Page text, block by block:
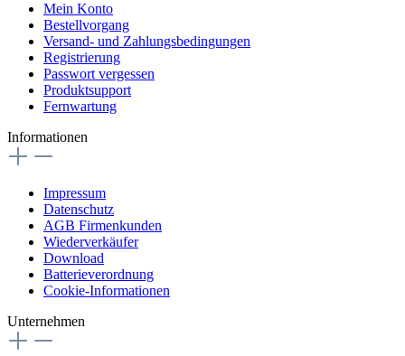
Mein Konto
Bestellvorgang
Versand- und Zahlungsbedingungen
Registrierung
Passwort vergessen
Produktsupport
Fernwartung
Informationen
Impressum
Datenschutz
AGB Firmenkunden
Wiederverkäufer
Download
Batterieverordnung
Cookie-Informationen
Unternehmen